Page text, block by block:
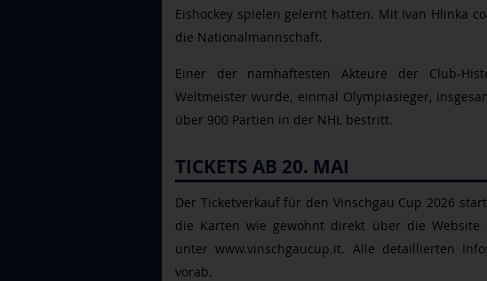
Eishockey spielen gelernt hatten. Mit Ivan Hlinka
die Nationalmannschaft.
Einer der namhaftesten Akteure der Club-
Weltmeister wurde, einmal Olympiasieger,
über 900 Partien in der NHL bestritt.
TICKETS AB 20. MAI
Der Ticketverkauf für den Vinschgau Cup 2026
die Karten wie gewohnt direkt über die Website
unter www.vinschgaucup.it. Alle detaillierten
vorab.